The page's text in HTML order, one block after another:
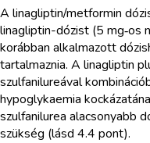
A linagliptin/metformin
linagliptin-dózist (5 mg‑os
korábban alkalmazott
tartalmaznia. A linagliptin
szulfanilureával
hypoglykaemia
szulfanilurea alacsonyabb
szükség (lásd 4.4 pont).